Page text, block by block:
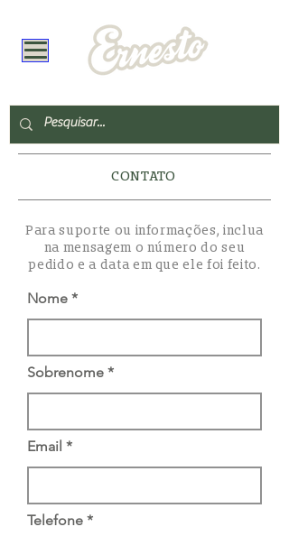
CONTATO
Para suporte ou informações, inclua
na mensagem o número do seu
pedido e a data em que ele foi feito.
Nome
Sobrenome
Email
Telefone